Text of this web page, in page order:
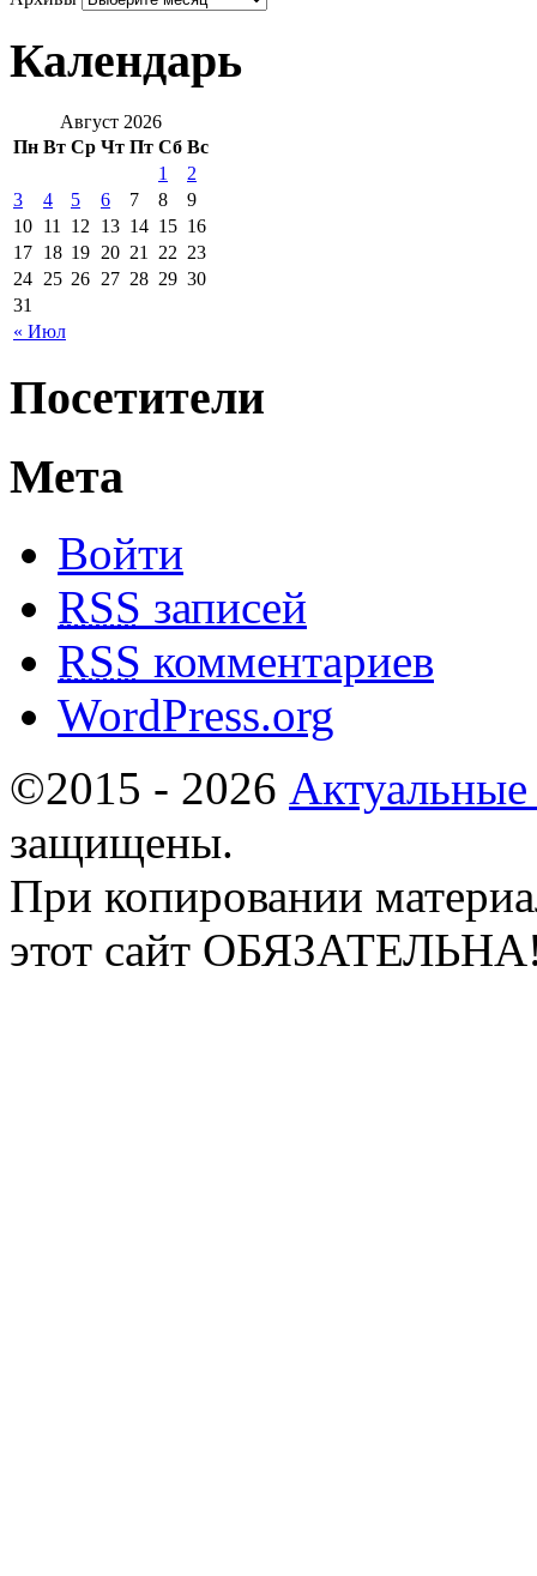
Календарь
Август 2026
Пн Вт Ср Чт Пт Сб Вс
« Июл
1
2
3
4 5 6 7 8
9
10 11 12 13 14 15 16
17 18 19 20 21 22 23
24 25 26 27 28 29 30
31
Посетители
Мета
Войти
RSS записей
RSS комментариев
WordPress.org
©2015 - 2026
защищены.
При копировании
этот сайт